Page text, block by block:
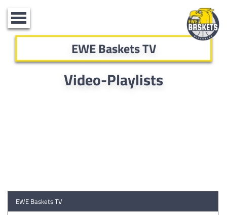
Toggle
navigation
EWE Baskets TV
Video-Playlists
EWE Baskets TV